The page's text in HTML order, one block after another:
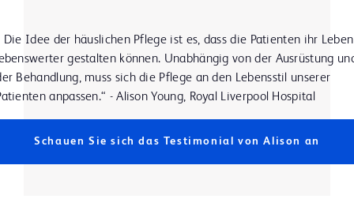
Die Idee der häuslichen Pflege ist es, dass die Patienten ihr Leben
gestalten können. Unabhängig von der Ausrüstung
Behandlung, muss sich die Pflege an den Lebensstil unserer
anpassen.“ - Alison Young, Royal Liverpool Hospital
Schauen Sie sich das Testimonial von Alison an